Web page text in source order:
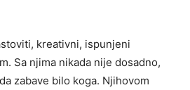
kreativni, ispunjeni
Sa njima nikada nije dosadno,
zabave bilo koga. Njihovom